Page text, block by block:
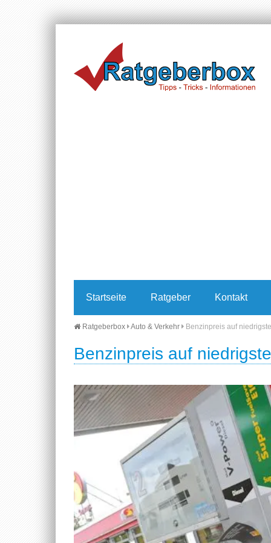
Startseite Ratgeber Kontakt
Ratgeberbox Auto & Verkehr Benzinpreis auf
Benzinpreis auf